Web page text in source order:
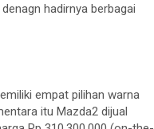
hadirnya berbagai
empat pilihan warna
itu Mazda2 dijual